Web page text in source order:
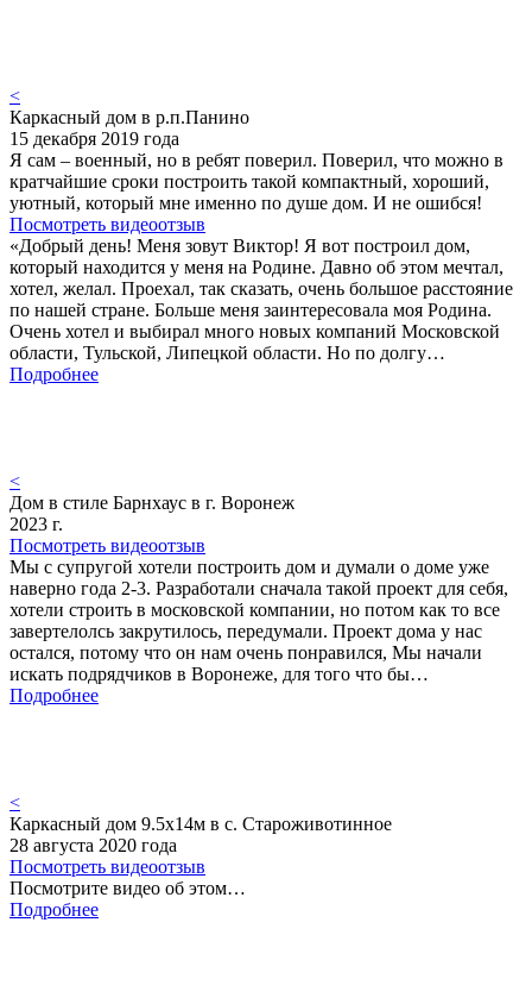
<
Каркасный дом в р.п.Панино
15 декабря 2019 года
Я сам – военный, но в ребят поверил. Поверил, что можно в
кратчайшие сроки построить такой компактный, хороший,
уютный, который мне именно по душе дом. И не ошибся!
Посмотреть видеоотзыв
«Добрый день! Меня зовут Виктор! Я вот построил дом,
который находится у меня на Родине. Давно об этом мечтал,
хотел, желал. Проехал, так сказать, очень большое расстояние
по нашей стране. Больше меня заинтересовала моя Родина.
Очень хотел и выбирал много новых компаний Московской
области, Тульской, Липецкой области. Но по долгу…
Подробнее
<
Дом в стиле Барнхаус в г. Воронеж
2023 г.
Посмотреть видеоотзыв
Мы с супругой хотели построить дом и думали о доме уже
наверно года 2-3. Разработали сначала такой проект для себя,
хотели строить в московской компании, но потом как то все
завертелолсь закрутилось, передумали. Проект дома у нас
остался, потому что он нам очень понравился, Мы начали
искать подрядчиков в Воронеже, для того что бы…
Подробнее
<
Каркасный дом 9.5х14м в с. Староживотинное
28 августа 2020 года
Посмотреть видеоотзыв
Посмотрите видео об этом…
Подробнее